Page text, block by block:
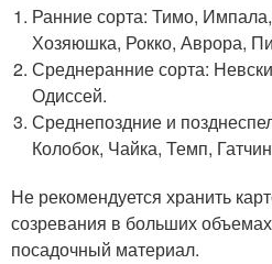
Ранние сорта: Тимо,
Хозяюшка, Рокко, Аврора,
Среднеранние сорта:
Одиссей.
Среднепоздние и
Колобок, Чайка, Темп,
Не рекомендуется хранить
созревания в больших
посадочный материал.